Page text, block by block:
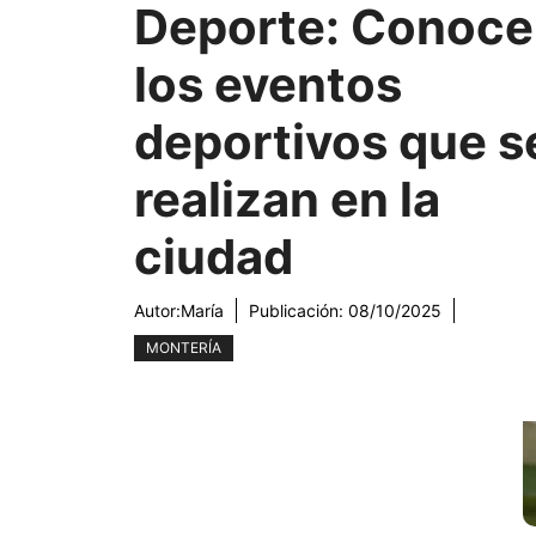
Deporte: Conoce
los eventos
deportivos que
realizan en la
ciudad
Autor:María Publicación: 08/10/2025
MONTERÍA